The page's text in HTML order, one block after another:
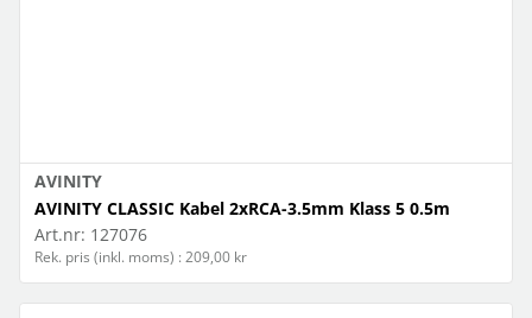
AVINITY
AVINITY CLASSIC Kabel 2xRCA-3.5mm Klass 5 0.5m
Art.nr: 127076
Rek. pris (inkl. moms) : 209,00 kr